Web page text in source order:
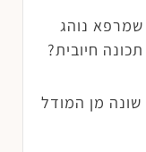
שמרפא נוהג
חיובית?
שונה מן המודל